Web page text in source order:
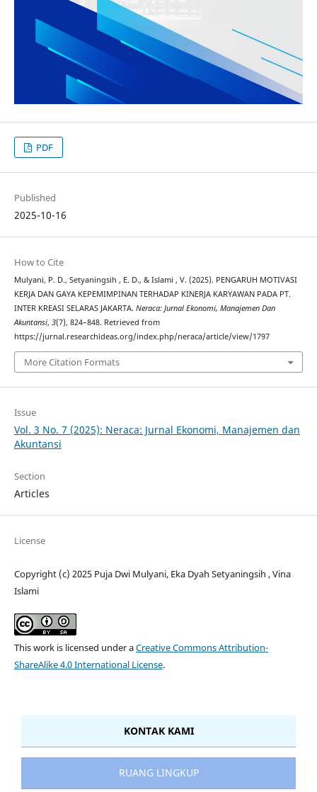
PDF
Published
2025-10-16
How to Cite
Mulyani, P. D., Setyaningsih , E. D., & Islami , V. (2025). PENGARUH MOTIVASI
KERJA DAN GAYA KEPEMIMPINAN TERHADAP KINERJA KARYAWAN PADA PT.
INTER KREASI SELARAS JAKARTA. Neraca: Jurnal Ekonomi, Manajemen Dan
Akuntansi, 3(7), 824–848. Retrieved from
https://jurnal.researchideas.org/index.php/neraca/article/view/1797
More Citation Formats
Issue
Vol. 3 No. 7 (2025): Neraca: Jurnal Ekonomi, Manajemen dan
Akuntansi
Section
Articles
License
Copyright (c) 2025 Puja Dwi Mulyani, Eka Dyah Setyaningsih , Vina
Islami
This work is licensed under aCreative Commons Attribution-
ShareAlike 4.0 International License.
KONTAK KAMI
RUANG LINGKUP